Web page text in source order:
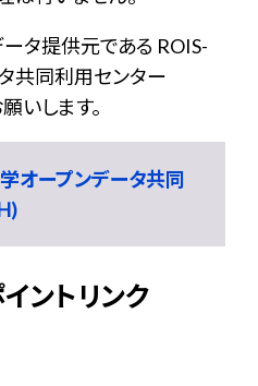
タ提供元である ROIS-
共同利用センター
いします。
オープンデータ共同
ントリンク